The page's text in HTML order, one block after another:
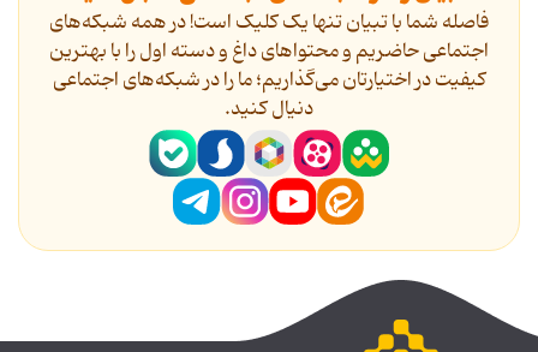
فاصله شما با تبیان تنها یک کلیک است! در همه شبکه‌های
اجتماعی حاضریم و محتواهای داغ و دسته اول را با بهترین
کیفیت در اختیارتان می‌گذاریم؛ ما را در شبکه‌های اجتماعی
دنیال کنید.